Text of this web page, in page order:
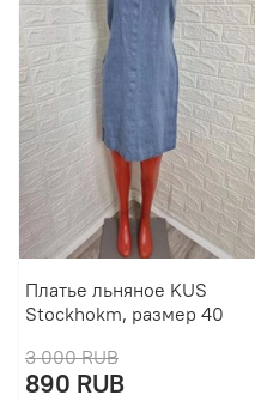
Платье льняное KUS
Stockhokm, размер 40
3 000 RUB
890 RUB